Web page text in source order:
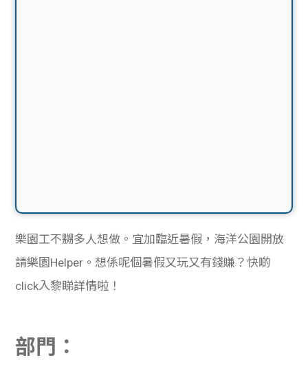
樂園工不嬲多人想做。宜加臨近暑假，海洋公園開放
請樂園Helper。想係呢個暑假又玩又有錢賺？快啲
click入黎睇詳情啦！
部門：